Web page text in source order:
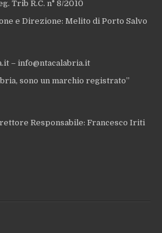
Trib R.C. n° 8/2010
e Direzione: Melito di Porto Salvo
– info@ntacalabria.it
sono un marchio registrato”
Responsabile: Francesco Iriti